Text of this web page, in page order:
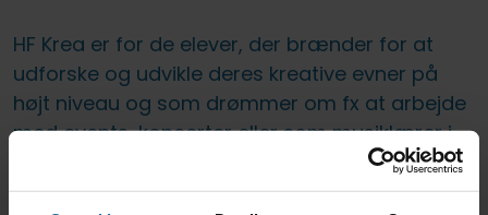
HF Krea er for de elever, der brænder for at
udforske og udvikle deres kreative evner på
højt niveau og som drømmer om fx at arbejde
med events, koncerter eller som musiklærer i